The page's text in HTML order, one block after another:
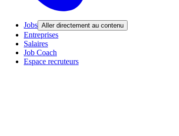
Jobs Aller directement au contenu
Entreprises
Salaires
Job Coach
Espace recruteurs